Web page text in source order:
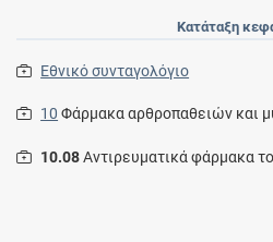
Κατάταξη
Εθνικό συνταγολόγιο
10 Φάρμακα αρθροπαθειών και
10.08Αντιρευματικά φάρμακα